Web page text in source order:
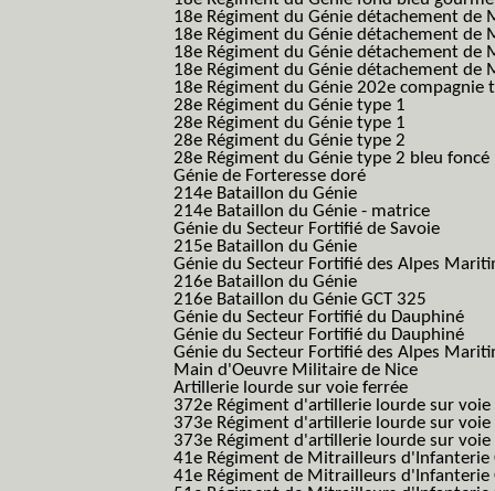
18e Régiment du Génie détachement de
18e Régiment du Génie détachement de
18e Régiment du Génie détachement de
18e Régiment du Génie détachement de
18e Régiment du Génie 202e compagnie
28e Régiment du Génie type 1
28e Régiment du Génie type 1
28e Régiment du Génie type 2
28e Régiment du Génie type 2 bleu foncé
Génie de Forteresse doré
214e Bataillon du Génie
214e Bataillon du Génie - matrice
Génie du Secteur Fortifié de Savoie
215e Bataillon du Génie
Génie du Secteur Fortifié des Alpes
216e Bataillon du Génie
216e Bataillon du Génie GCT 325
Génie du Secteur Fortifié du Dauphiné
Génie du Secteur Fortifié du Dauphiné
Génie du Secteur Fortifié des Alpes
Main d'Oeuvre Militaire de Nice
Artillerie lourde sur voie ferrée
372e Régiment d'artillerie lourde sur voie
373e Régiment d'artillerie lourde sur voie
373e Régiment d'artillerie lourde sur
41e Régiment de Mitrailleurs d'Infanterie
41e Régiment de Mitrailleurs d'Infanterie